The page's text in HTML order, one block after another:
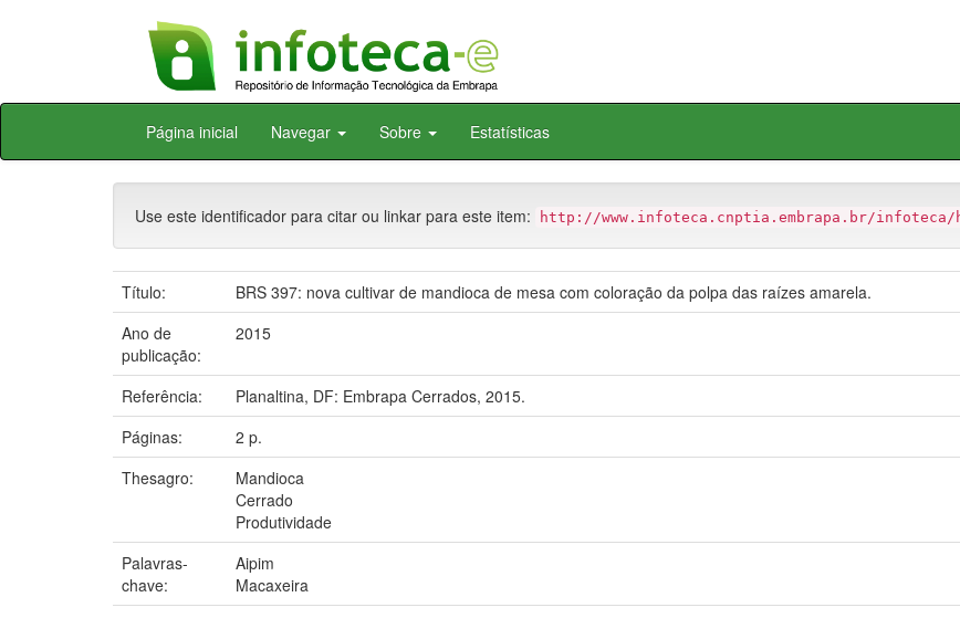
Skip
Página inicial Navegar Sobre Estatísticas
Use este identificador para citar ou linkar para este item: http://www.infoteca.cnptia.embrapa.br/infoteca/
Título:
BRS 397: nova cultivar de mandioca de mesa com coloração da polpa das raízes amarela.
Ano de
publicação:
2015
Referência:
Planaltina, DF: Embrapa Cerrados, 2015.
Páginas:
2 p.
Thesagro:
Mandioca
Cerrado
Produtividade
Palavras-
chave:
Aipim
Macaxeira